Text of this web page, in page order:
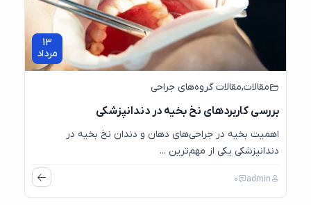
13
مرداد
مقالات,مقالات گروه‌های جراحی
بررسی کاربرد‌های نخ بخیه در دندانپزشکی
اهمیت بخیه در جراحی‌های دهان و دندان نخ بخیه در
دندانپزشکی یکی از مهم‌ترین ...
admin
0